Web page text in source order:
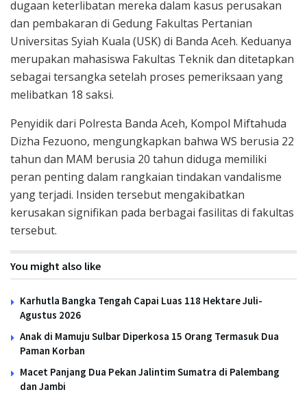
dugaan keterlibatan mereka dalam kasus perusakan
dan pembakaran di Gedung Fakultas Pertanian
Universitas Syiah Kuala (USK) di Banda Aceh. Keduanya
merupakan mahasiswa Fakultas Teknik dan ditetapkan
sebagai tersangka setelah proses pemeriksaan yang
melibatkan 18 saksi.
Penyidik dari Polresta Banda Aceh, Kompol Miftahuda
Dizha Fezuono, mengungkapkan bahwa WS berusia 22
tahun dan MAM berusia 20 tahun diduga memiliki
peran penting dalam rangkaian tindakan vandalisme
yang terjadi. Insiden tersebut mengakibatkan
kerusakan signifikan pada berbagai fasilitas di fakultas
tersebut.
You might also like
Karhutla Bangka Tengah Capai Luas 118 Hektare Juli-
Agustus 2026
Anak di Mamuju Sulbar Diperkosa 15 Orang Termasuk Dua
Paman Korban
Macet Panjang Dua Pekan Jalintim Sumatra di Palembang
dan Jambi